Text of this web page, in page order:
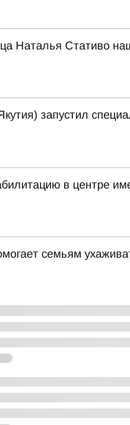
Наталья Стативо
запустил
в центре
семьям